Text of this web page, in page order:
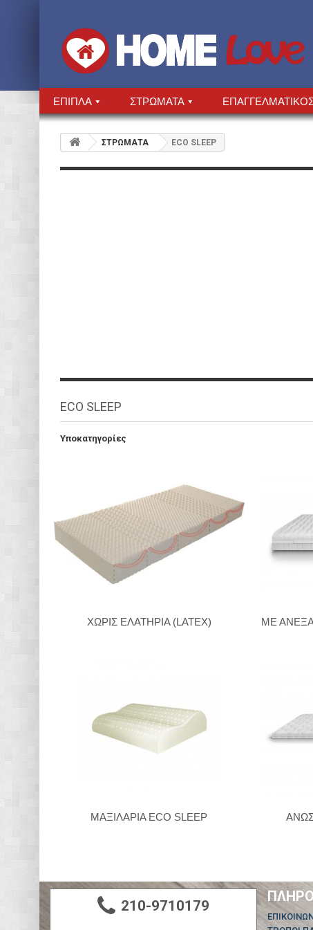
ΕΠΙΠΛΑ ΣΤΡΩΜΑΤΑ
ΣΤΡΩΜΑΤΑ ECO SLEEP
ECO SLEEP
Υποκατηγορίες
ΧΩΡΙΣ ΕΛΑΤΗΡΙΑ (LATEX)
ΜΕ
ΜΑΞΙΛΑΡΙΑ ECO SLEEP
210-9710179